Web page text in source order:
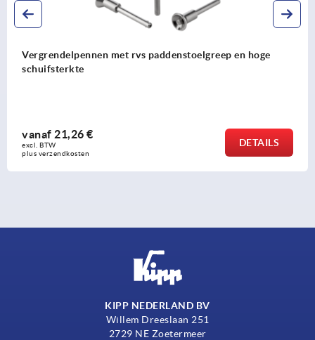
Vergrendelpennen rvs
vanaf 11,38 €
excl. BTW
plus verzendkosten
DETAILS
KIPP NEDERLAND BV
Willem Dreeslaan 251
2729 NE Zoetermeer